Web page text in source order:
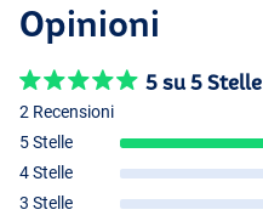
Opinioni
5 su 5 Stelle
2 Recensioni
5 Stelle
4 Stelle
3 Stelle